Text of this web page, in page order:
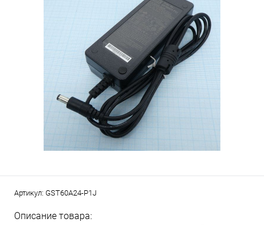
Артикул: GST60A24-P1J
Описание товара: